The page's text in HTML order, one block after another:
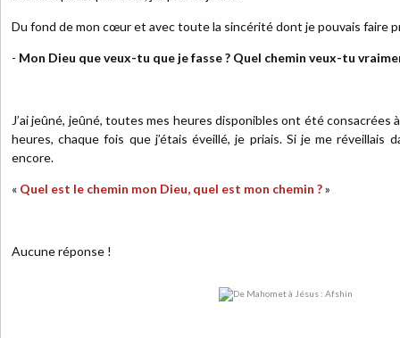
Du fond de mon cœur et avec toute la sincérité dont je pouvais faire
- Mon Dieu que veux-tu que je fasse ? Quel chemin veux-tu
J’ai jeûné, jeûné, toutes mes heures disponibles ont été consacrées
heures, chaque fois que j’étais éveillé, je priais. Si je me réveillais
encore.
« Quel est le chemin mon Dieu, quel est mon chemin ?»
Aucune réponse !